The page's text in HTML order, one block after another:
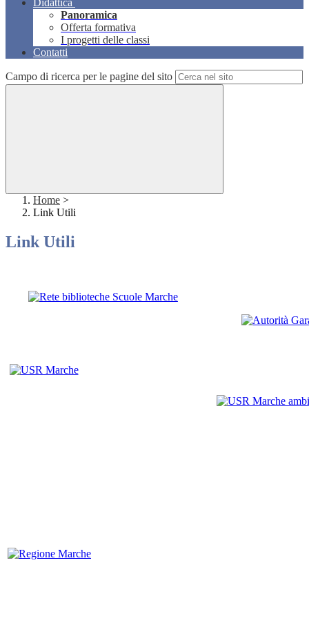
Didattica
Panoramica
Offerta formativa
I progetti delle classi
Contatti
Campo di ricerca per le pagine del sito
Home >
Link Utili
Link Utili